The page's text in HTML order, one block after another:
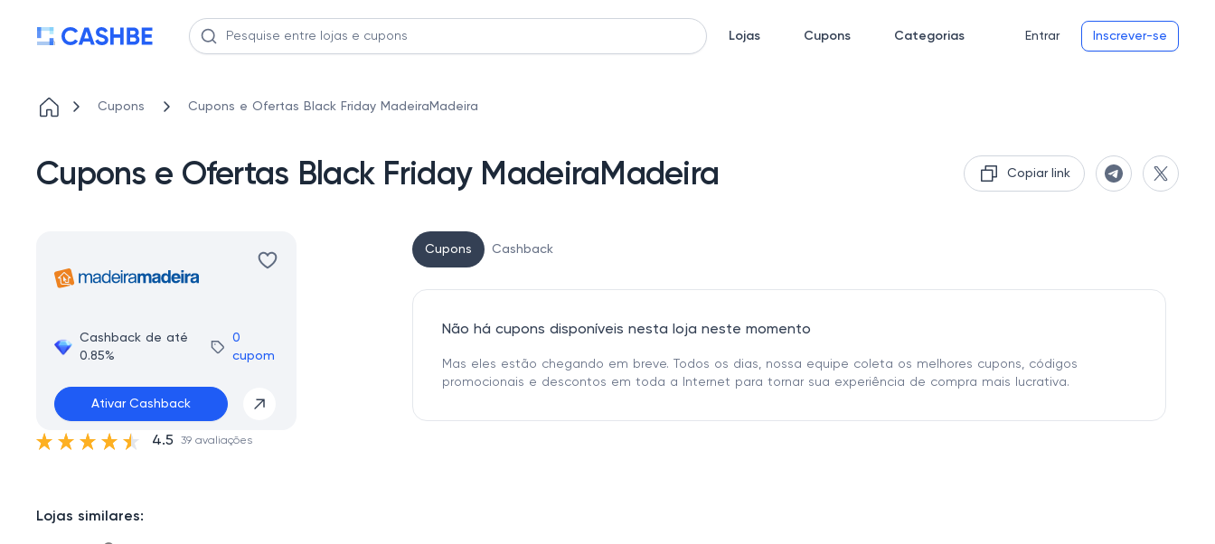
Lojas Cupons Categorias Entrar Inscrever-se
Cupons Cupons e Ofertas Black Friday MadeiraMadeira
Cupons e Ofertas Black Friday MadeiraMadeira Copiar link
Cashback de até
0.85%
0
cupom
Ativar Cashback
4.5 39 avaliações
Lojas similares:
Cupons Cashback
Não há cupons disponíveis nesta loja neste momento
Mas eles estão chegando em breve. Todos os dias, nossa equipe coleta os melhores cupons, códigos
promocionais e descontos em toda a Internet para tornar sua experiência de compra mais lucrativa.